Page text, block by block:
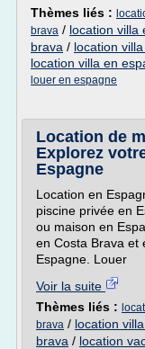
Thèmes liés :
brava / location villa
brava / location
location villa en
louer en espagne
Location de
Explorez
Espagne
Location en
piscine privée en
ou maison en
en Costa Brava et
Espagne. Louer
Voir la suite
Thèmes liés :
brava / location
brava / location